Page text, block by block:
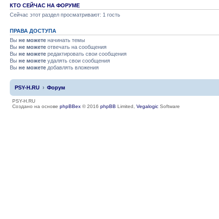
КТО СЕЙЧАС НА ФОРУМЕ
Сейчас этот раздел просматривают: 1 гость
ПРАВА ДОСТУПА
Вы не можете начинать темы
Вы не можете отвечать на сообщения
Вы не можете редактировать свои сообщения
Вы не можете удалять свои сообщения
Вы не можете добавлять вложения
PSY-H.RU Форум
PSY-H.RU
Создано на основе phpBBex © 2016 phpBB Limited, Vegalogic Software